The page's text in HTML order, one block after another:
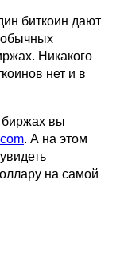
биткоин дают
обычных
Никакого
нет и в
биржах вы
. А на этом
на самой